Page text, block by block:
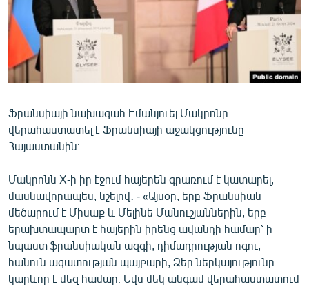
ՄԻՋԱԶԳԱՅԻՆ
ՄՇԱԿՈՒՅԹ
ՍՊՈՐՏ
ՄԵԿՆԱԲԱՆՈՒԹՅՈՒՆ
ՏՏ ԵՒ ԻՆՏԵՐՆԵՏ
ԿՈՐՈՆԱՎԻՐՈՒՍ
ՏԵՍԱՆՅՈՒԹԵՐ
ԲԱՆԱՎԵՃ
ՁԳՏԵԼՈՎ ԼԱՎԱԳՈՒՅՆԻՆ
ՓՈԴՔԱՍԹ
Ֆրանսիայի նախագահ Էմանյուել Մակրոնը
վերահաստատել է Ֆրանսիայի աջակցությունը
Հայաստանին։
Մակրոնն X-ի իր էջում հայերեն գրառում է կատարել,
մասնավորապես, նշելով․ - «Այսօր, երբ Ֆրանսիան
մեծարում է Միսաք և Մելինե Մանուշյաններին, երբ
երախտապարտ է հայերին իրենց ավանդի համար՝ ի
նպաստ ֆրանսիական ազգի, դիմադրության ոգու,
հանուն ազատության պայքարի, Ձեր ներկայությունը
կարևոր է մեզ համար։ Եվս մեկ անգամ վերահաստատում